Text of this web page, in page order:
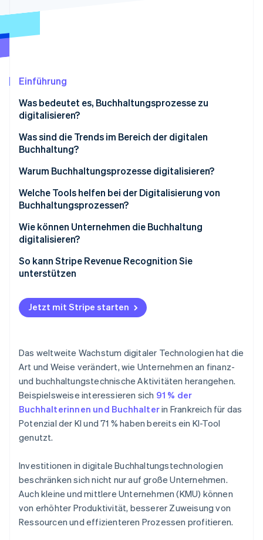
Identity
Online-Identitätsprüfung
Stripe-Sessions 2026
Erfahren Sie, wie Stripe Lösungen für die
Jetzt ansehen
Einführung
Was bedeutet es, Buchhaltungsprozesse zu
digitalisieren?
Was sind die Trends im Bereich der digitalen
Buchhaltung?
Warum Buchhaltungsprozesse digitalisieren?
Verbesserung der Produktivität und Genauigkeit
Besseres Verständnis des Cashflows
Erhöhung der Sicherheit und
Datennachverfolgbarkeit
Senkung der Betriebskosten
Welche Tools helfen bei der Digitalisierung von
Buchhaltungsprozessen?
Buchhaltungssoftware
Rechnungssoftware
Bank-APIs
KI
Cloud Computing
Wie können Unternehmen die Buchhaltung
digitalisieren?
So kann Stripe Revenue Recognition Sie
unterstützen
Jetzt mit Stripe starten
Das weltweite Wachstum digitaler Technologien hat die
Art und Weise verändert, wie Unternehmen an finanz-
und buchhaltungstechnische Aktivitäten herangehen.
Beispielsweise interessieren sich 91 % der
Buchhalterinnen und Buchhalterin Frankreich für das
Potenzial der KI und 71 % haben bereits ein KI-Tool
genutzt.
Investitionen in digitale Buchhaltungstechnologien
beschränken sich nicht nur auf große Unternehmen.
Auch kleine und mittlere Unternehmen (KMU) können
von erhöhter Produktivität, besserer Zuweisung von
Ressourcen und effizienteren Prozessen profitieren.